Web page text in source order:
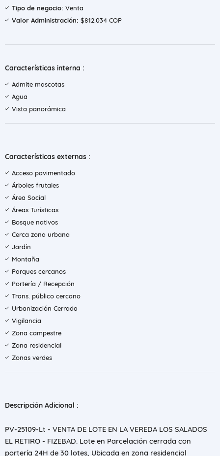
Tipo de negocio: Venta
Valor Administración: $812.034 COP
Características interna :
Admite mascotas
Agua
Vista panorámica
Características externas :
Acceso pavimentado
Árboles frutales
Área Social
Áreas Turísticas
Bosque nativos
Cerca zona urbana
Jardín
Montaña
Parques cercanos
Portería / Recepción
Trans. público cercano
Urbanización Cerrada
Vigilancia
Zona campestre
Zona residencial
Zonas verdes
Descripción Adicional :
PV-25109-Lt - VENTA DE LOTE EN LA VEREDA LOS SALADOS
EL RETIRO - FIZEBAD. Lote en Parcelación cerrada con
portería 24H de 30 lotes, Ubicada en zona residencial